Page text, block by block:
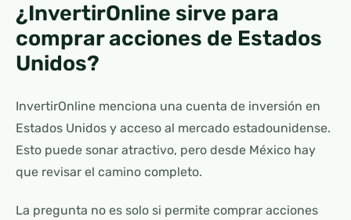
¿InvertirOnline sirve para
comprar acciones de Estados
Unidos?
InvertirOnline menciona una cuenta de inversión en
Estados Unidos y acceso al mercado estadounidense.
Esto puede sonar atractivo, pero desde México hay
que revisar el camino completo.
La pregunta no es solo si permite comprar acciones